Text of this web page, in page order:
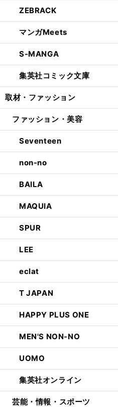
ZEBRACK
マンガMeets
S-MANGA
集英社コミック文庫
取材・ファッション
ファッション・美容
Seventeen
non-no
BAILA
MAQUIA
SPUR
LEE
eclat
T JAPAN
HAPPY PLUS ONE
MEN'S NON-NO
UOMO
集英社オンライン
芸能・情報・スポーツ